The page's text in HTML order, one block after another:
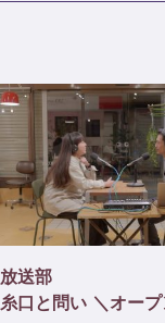
放送部
糸口と問い ＼オー